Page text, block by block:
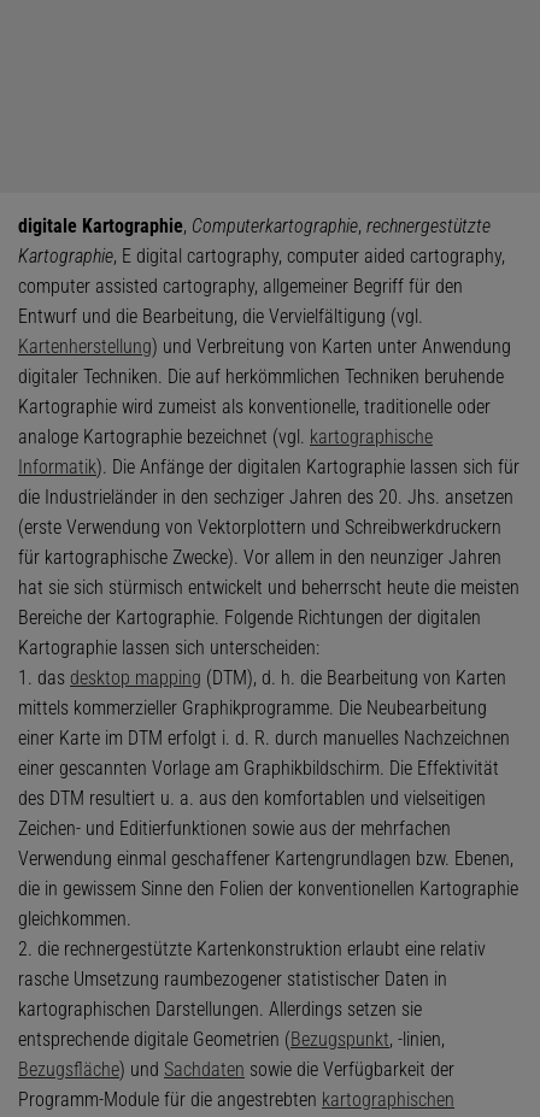
digitale Kartographie, Computerkartographie, rechnergestützte
Kartographie, E digital cartography, computer aided cartography,
computer assisted cartography, allgemeiner Begriff für den
Entwurf und die Bearbeitung, die Vervielfältigung (vgl.
Kartenherstellung) und Verbreitung von Karten unter Anwendung
digitaler Techniken. Die auf herkömmlichen Techniken beruhende
Kartographie wird zumeist als konventionelle, traditionelle oder
analoge Kartographie bezeichnet (vgl. kartographische
Informatik). Die Anfänge der digitalen Kartographie lassen sich für
die Industrieländer in den sechziger Jahren des 20. Jhs. ansetzen
(erste Verwendung von Vektorplottern und Schreibwerkdruckern
für kartographische Zwecke). Vor allem in den neunziger Jahren
hat sie sich stürmisch entwickelt und beherrscht heute die meisten
Bereiche der Kartographie. Folgende Richtungen der digitalen
Kartographie lassen sich unterscheiden:
1. das desktop mapping (DTM), d. h. die Bearbeitung von Karten
mittels kommerzieller Graphikprogramme. Die Neubearbeitung
einer Karte im DTM erfolgt i. d. R. durch manuelles Nachzeichnen
einer gescannten Vorlage am Graphikbildschirm. Die Effektivität
des DTM resultiert u. a. aus den komfortablen und vielseitigen
Zeichen- und Editierfunktionen sowie aus der mehrfachen
Verwendung einmal geschaffener Kartengrundlagen bzw. Ebenen,
die in gewissem Sinne den Folien der konventionellen Kartographie
gleichkommen.
2. die rechnergestützte Kartenkonstruktion erlaubt eine relativ
rasche Umsetzung raumbezogener statistischer Daten in
kartographischen Darstellungen. Allerdings setzen sie
entsprechende digitale Geometrien (Bezugspunkt, -linien,
Bezugsfläche) und Sachdaten sowie die Verfügbarkeit der
Programm-Module für die angestrebten kartographischen